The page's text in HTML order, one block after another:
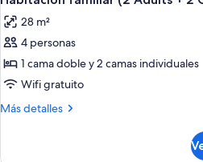
Child)
todas
las
fotos
de
Habitación
familiar
+
28 m²
4 personas
1 cama doble y 2 camas individuales
Wifi gratuito
Más detalles
Más